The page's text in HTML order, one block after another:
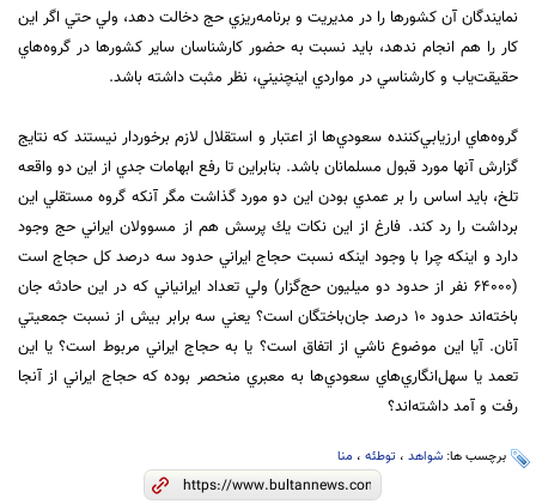
نمايندگان آن كشورها را در مديريت و برنامه‌ريزي حج دخالت دهد، ولي حتي اگر اين
كار را هم انجام ندهد، بايد نسبت به حضور كارشناسان ساير كشورها در گروه‌هاي
حقيقت‌ياب و كارشناسي در مواردي اينچنيني، نظر مثبت داشته باشد.
گروه‌هاي ارزيابي‌كننده سعودي‌ها از اعتبار و استقلال لازم برخوردار نيستند كه نتايج
گزارش آنها مورد قبول مسلمانان باشد. بنابراين تا رفع ابهامات جدي از اين دو واقعه
تلخ، بايد اساس را بر عمدي بودن اين دو مورد گذاشت مگر آنكه گروه مستقلي اين
برداشت را رد كند. فارغ از اين نكات يك پرسش هم از مسوولان ايراني حج وجود
دارد و اينكه چرا با وجود اينكه نسبت حجاج ايراني حدود سه درصد كل حجاج است
(٦٤٠٠٠ نفر از حدود دو ميليون حج‌گزار) ولي تعداد ايرانياني كه در اين حادثه جان
باخته‌اند حدود ١٠ درصد جان‌باختگان است؟ يعني سه برابر بيش از نسبت جمعيتي
آنان. آيا اين موضوع ناشي از اتفاق است؟ يا به حجاج ايراني مربوط است؟ يا اين
تعمد يا سهل‌انگاري‌هاي سعودي‌ها به معبري منحصر بوده كه حجاج ايراني از آنجا
رفت و آمد داشته‌اند؟
برچسب ها: شواهد ، توطئه ، منا